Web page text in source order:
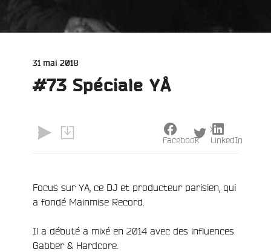
Publié
31 mai 2018
#73 Spéciale YÅ
Focus sur YA, ce DJ et producteur parisien, qui
a fondé Mainmise Record.
Il a débuté a mixé en 2014 avec des influences
Gabber & Hardcore.
Facebook
X
LinkedIn